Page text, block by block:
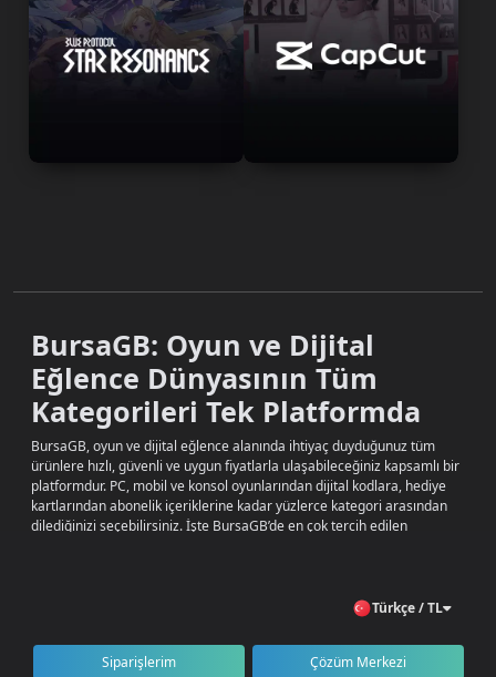
BursaGB: Oyun ve Dijital
Eğlence Dünyasının Tüm
Kategorileri Tek Platformda
BursaGB, oyun ve dijital eğlence alanında ihtiyaç duyduğunuz tüm
ürünlere hızlı, güvenli ve uygun fiyatlarla ulaşabileceğiniz kapsamlı bir
platformdur. PC, mobil ve konsol oyunlarından dijital kodlara, hediye
kartlarından abonelik içeriklerine kadar yüzlerce kategori arasından
dilediğinizi seçebilirsiniz. İşte BursaGB’de en çok tercih edilen
PUBG Mobile’da karakterinizi geliştirmek ve oyunda avantaj sağlamak
hesapları inceleyebilirsiniz.
Türkçe / TL
Siparişlerim Çözüm Merkezi